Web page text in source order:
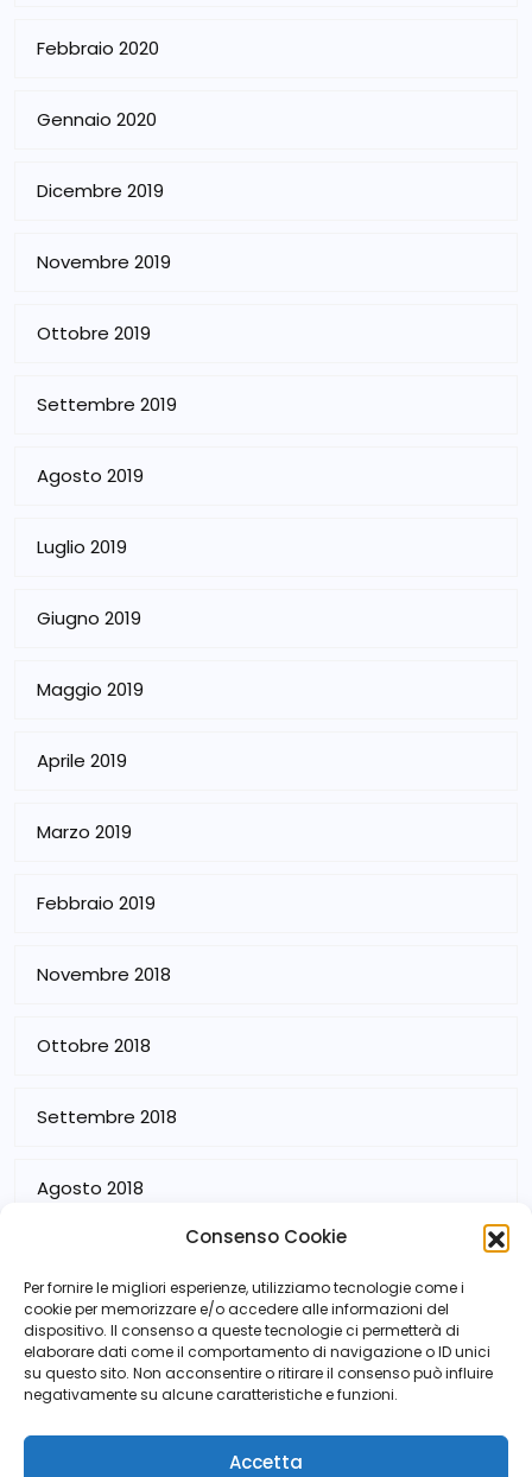
Consenso Cookie
Per fornire le migliori esperienze, utilizziamo tecnologie come i
cookie per memorizzare e/o accedere alle informazioni del
dispositivo. Il consenso a queste tecnologie ci permetterà di
elaborare dati come il comportamento di navigazione o ID unici
su questo sito. Non acconsentire o ritirare il consenso può influire
negativamente su alcune caratteristiche e funzioni.
Accetta
Febbraio 2020
Gennaio 2020
Dicembre 2019
Novembre 2019
Ottobre 2019
Settembre 2019
Agosto 2019
Luglio 2019
Giugno 2019
Maggio 2019
Aprile 2019
Marzo 2019
Febbraio 2019
Novembre 2018
Ottobre 2018
Settembre 2018
Agosto 2018